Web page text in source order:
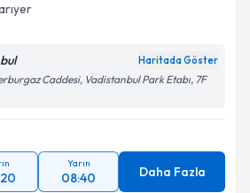
Haritada Göster
Caddesi, Vadistanbul Park Etabı, 7F
Yarın
08:40 Daha Fazla